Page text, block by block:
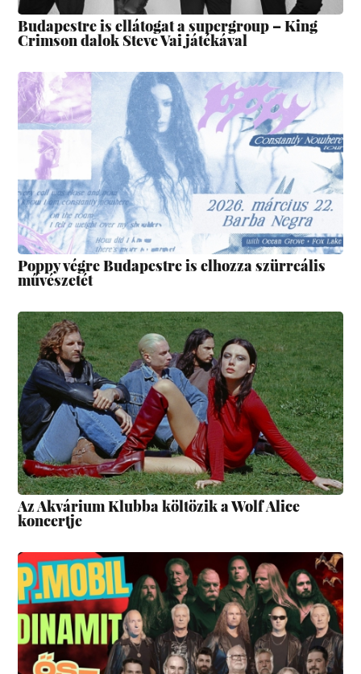
Budapestre is ellátogat a supergroup – King
Crimson dalok Steve Vai játékával
Poppy végre Budapestre is elhozza szürreális
művészetét
Az Akvárium Klubba költözik a Wolf Alice
koncertje